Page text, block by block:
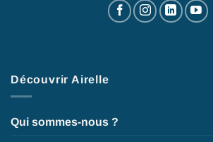
Découvrir Airelle
Qui sommes-nous ?